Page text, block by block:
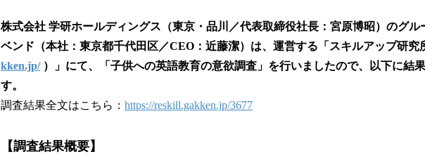
！
数
を
株式会社 学研ホールディングス（東京・品川／代表取締役社長：宮原博昭）のグル
ベンド（本社：東京都千代田区／CEO：近藤潔）は、運営する「スキルアップ研究
kken.jp/）」にて、「子供への英語教育の意欲調査」を行いましたので、以下に結
す。
調査結果全文はこちら： https://reskill.gakken.jp/3677
【調査結果概要】